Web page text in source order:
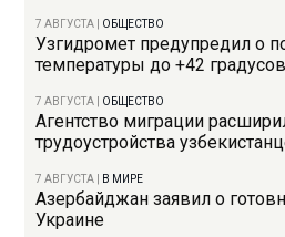
7 АВГУСТА ОБЩЕСТВО
Узгидромет предупредил о
температуры до +42
7 АВГУСТА ОБЩЕСТВО
Агентство миграции
трудоустройства
7 АВГУСТА В МИРЕ
Азербайджан заявил о
Украине